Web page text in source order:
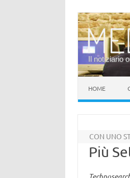
Il notiziario
HOME
CON UNO
Più